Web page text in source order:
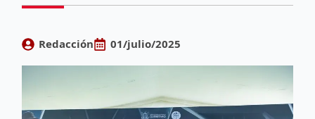
Redacción 01/julio/2025